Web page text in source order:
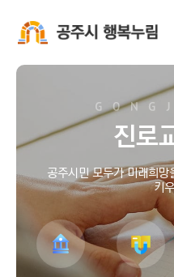
진로
공주시민 모두가 미래희
키